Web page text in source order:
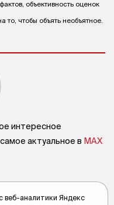
объективность оценок
то, чтобы объять необъятное.
интересное
актуальное в MAX
веб-аналитики Яндекс